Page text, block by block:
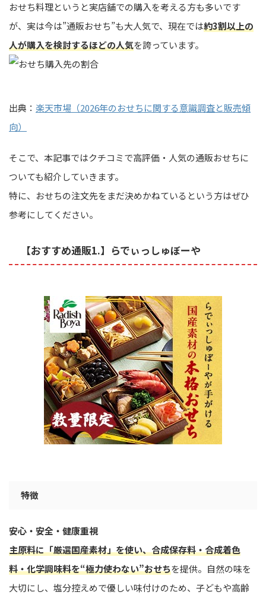
おせち料理というと実店舗での購入を考える方も多いです
が、実は今は”通販おせち”も大人気で、現在では約3割以上の
人が購入を検討するほどの人気を誇っています。
出典： 楽天市場（2026年のおせちに関する意識調査と販売傾
向）
そこで、本記事ではクチコミで高評価・人気の通販おせちに
ついても紹介していきます。
特に、おせちの注文先をまだ決めかねているという方はぜひ
参考にしてください。
【おすすめ通販1.】らでぃっしゅぼーや
特徴
安心・安全・健康重視
主原料に「厳選国産素材」を使い、合成保存料・合成着色
料・化学調味料を“極力使わない”おせちを提供。自然の味を
大切にし、塩分控えめで優しい味付けのため、子どもや高齢